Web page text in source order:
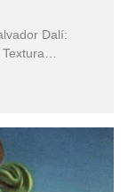
Dalí:
extendió su